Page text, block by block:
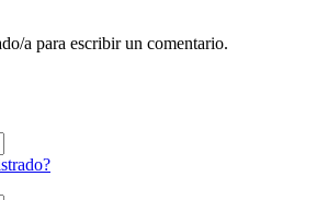
a para escribir un comentario.